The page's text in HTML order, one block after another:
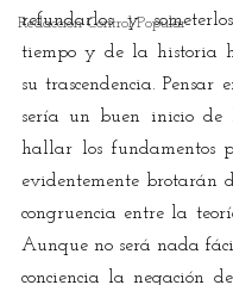
Redacción Control Popular
refundarlos y
tiempo y de la historia
su trascendencia. Pensar
sería un buen inicio de
hallar los fundamentos
evidentemente brotarán
congruencia entre la
Aunque no será nada
conciencia la negación